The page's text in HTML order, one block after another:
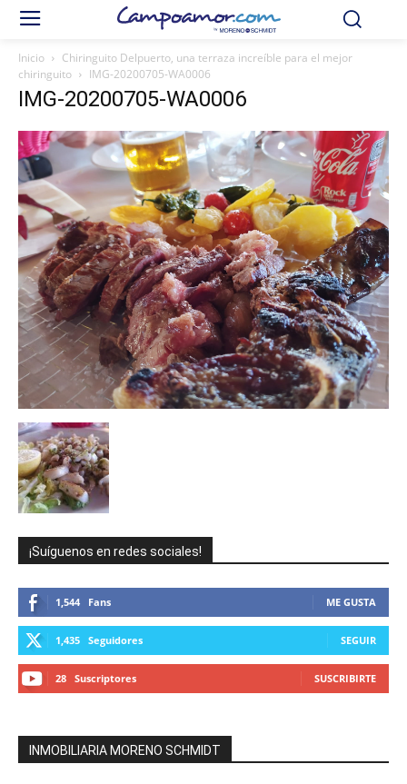
Inicio
Chiringuito Delpuerto, una terraza increíble para el mejor
chiringuito
IMG-20200705-WA0006
IMG-20200705-WA0006
¡Suíguenos en redes sociales!
1,544 Fans ME GUSTA
1,435 Seguidores SEGUIR
28 Suscriptores SUSCRIBIRTE
INMOBILIARIA MORENO SCHMIDT